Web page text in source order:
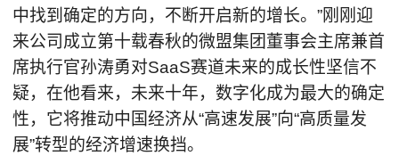
中找到确定的方向，不断开启新的增长。”刚刚迎
来公司成立第十载春秋的微盟集团董事会主席兼首
席执行官孙涛勇对SaaS赛道未来的成长性坚信不
疑，在他看来，未来十年，数字化成为最大的确定
性，它将推动中国经济从“高速发展”向“高质量发
展”转型的经济增速换挡。